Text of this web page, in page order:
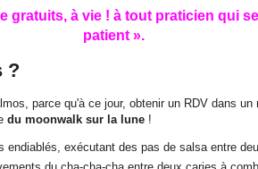
gratuits, à vie ! à tout praticien qui
patient ».
?
parce qu'à ce jour, obtenir un RDV dans
du moonwalk sur la lune !
endiablés, exécutant des pas de salsa entre